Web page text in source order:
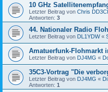
10 GHz
Letzter Beitrag von Chris
Antworten: 3
44. Nationaler Radio
Letzter Beitrag von DL1YDW«
Amatuerfunk-Flohmarkt
Letzter Beitrag von DJ4MG «
35C3-Vortrag "Die
Letzter Beitrag von DJ4MG «
Antworten: 1